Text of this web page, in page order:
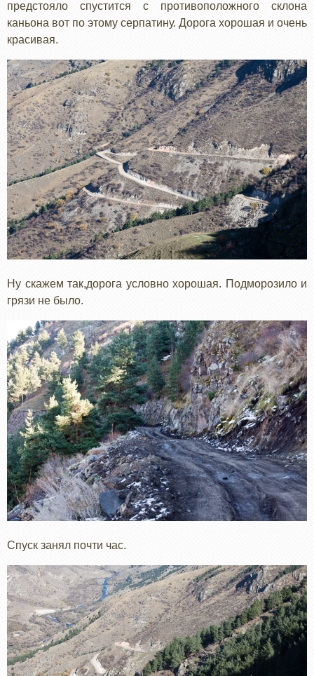
предстояло спустится с противоположного склона
каньона вот по этому серпатину. Дорога хорошая и очень
красивая.
Ну скажем так,дорога условно хорошая. Подморозило и
грязи не было.
Спуск занял почти час.